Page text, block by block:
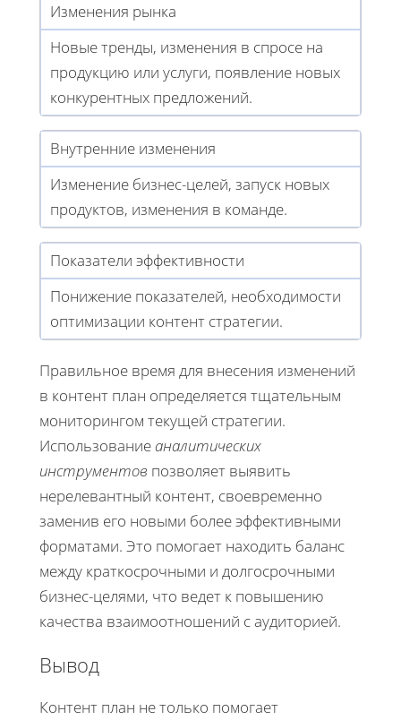
Изменения рынка
Новые тренды, изменения в спросе на
продукцию или услуги, появление новых
конкурентных предложений.
Внутренние изменения
Изменение бизнес-целей, запуск новых
продуктов, изменения в команде.
Показатели эффективности
Понижение показателей, необходимости
оптимизации контент стратегии.
Правильное время для внесения изменений
в контент план определяется тщательным
мониторингом текущей стратегии.
Использование аналитических
инструментов позволяет выявить
нерелевантный контент, своевременно
заменив его новыми более эффективными
форматами. Это помогает находить баланс
между краткосрочными и долгосрочными
бизнес-целями, что ведет к повышению
качества взаимоотношений с аудиторией.
Вывод
Контент план не только помогает